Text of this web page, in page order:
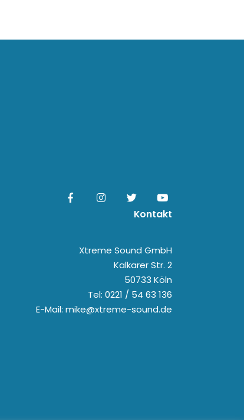
Kontakt
Xtreme Sound GmbH
Kalkarer Str. 2
50733 Köln
Tel: 0221 / 54 63 136
E-Mail: mike@xtreme-sound.de